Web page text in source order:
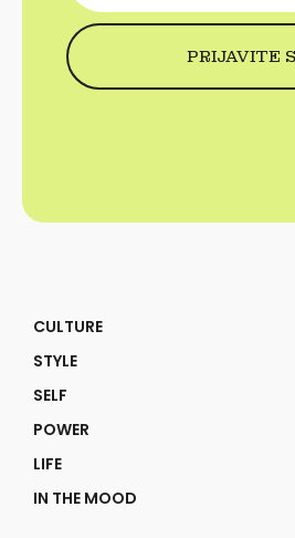
CULTURE
STYLE
SELF
POWER
LIFE
IN THE MOOD